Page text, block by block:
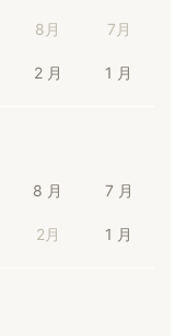
8月 7月
2 月 1 月
8 月 7 月
2月 1 月